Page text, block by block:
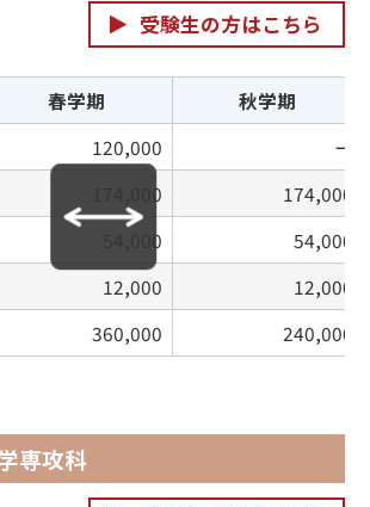
受験生の方はこちら
春学期
秋学期
120,000
ー
174,000
174,000
54,000
54,000
12,000
12,000
360,000 240,000
専攻科